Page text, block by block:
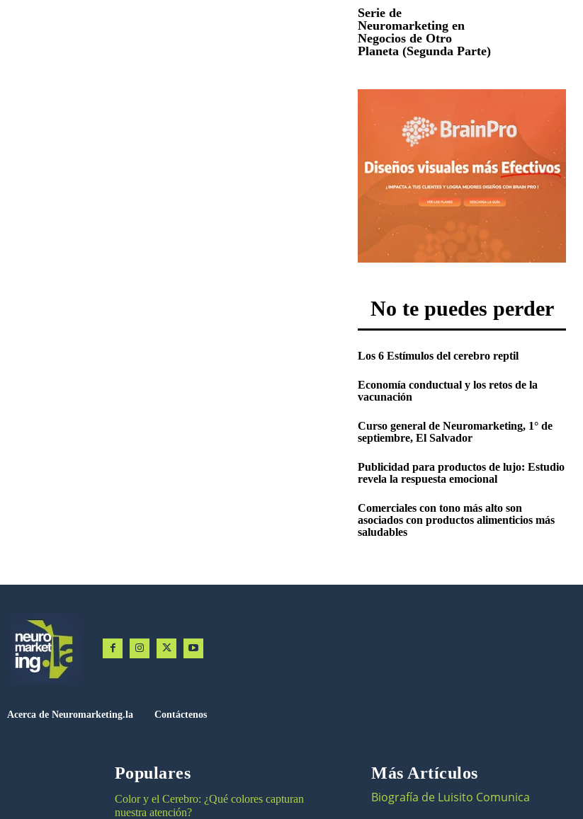
Serie de
Neuromarketing en
Negocios de Otro
Planeta (Segunda Parte)
No te puedes perder
Los 6 Estímulos del cerebro reptil
Economía conductual y los retos de la
vacunación
Curso general de Neuromarketing, 1° de
septiembre, El Salvador
Publicidad para productos de lujo: Estudio
revela la respuesta emocional
Comerciales con tono más alto son
asociados con productos alimenticios más
saludables
Acerca de Neuromarketing.la Contáctenos
Populares
Color y el Cerebro: ¿Qué colores capturan
nuestra atención?
Más Artículos
Biografía de Luisito Comunica